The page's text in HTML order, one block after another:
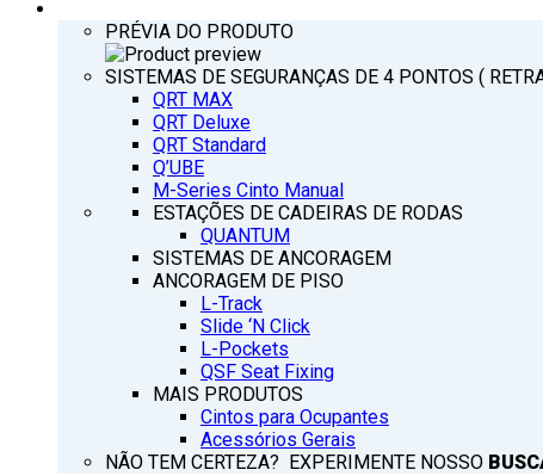
PRÉVIA DO PRODUTO
SISTEMAS DE SEGURANÇAS DE 4 PONTOS (
QRT MAX
QRT Deluxe
QRT Standard
Q’UBE
M-Series Cinto Manual
ESTAÇÕES DE CADEIRAS DE RODAS
QUANTUM
SISTEMAS DE ANCORAGEM
ANCORAGEM DE PISO
L-Track
Slide ‘N Click
L-Pockets
QSF Seat Fixing
MAIS PRODUTOS
Cintos para Ocupantes
Acessórios Gerais
NÃO TEM CERTEZA? EXPERIMENTE NOSSO